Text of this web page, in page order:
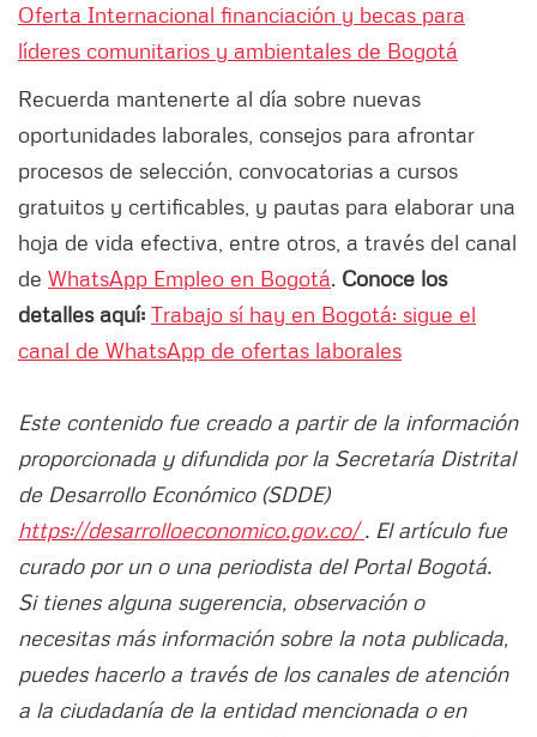
Oferta Internacional financiación y becas para
líderes comunitarios y ambientales de Bogotá
Recuerda mantenerte al día sobre nuevas
oportunidades laborales, consejos para afrontar
procesos de selección, convocatorias a cursos
gratuitos y certificables, y pautas para elaborar una
hoja de vida efectiva, entre otros, a través del canal
de WhatsApp Empleo en Bogotá. Conoce los
detalles aquí: Trabajo sí hay en Bogotá: sigue el
canal de WhatsApp de ofertas laborales
Este contenido fue creado a partir de la información
proporcionada y difundida por la Secretaría Distrital
de Desarrollo Económico (SDDE)
https://desarrolloeconomico.gov.co/. El artículo fue
curado por un o una periodista del Portal Bogotá.
Si tienes alguna sugerencia, observación o
necesitas más información sobre la nota publicada,
puedes hacerlo a través de los canales de atención
a la ciudadanía de la entidad mencionada o en